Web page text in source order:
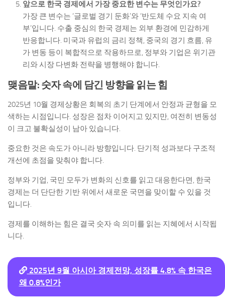
앞으로 한국 경제에서 가장 중요한 변수는 무엇인가요?
가장 큰 변수는 ‘글로벌 경기 둔화’와 ‘반도체 수요 지속 여
부’입니다. 수출 중심의 한국 경제는 외부 환경에 민감하게
반응합니다. 미국과 유럽의 금리 정책, 중국의 경기 흐름, 유
가 변동 등이 복합적으로 작용하므로, 정부와 기업은 위기관
리와 시장 다변화 전략을 병행해야 합니다.
맺음말: 숫자 속에 담긴 방향을 읽는 힘
2025년 10월 경제상황은 회복의 초기 단계에서 안정과 균형을 모
색하는 시점입니다. 성장은 점차 이어지고 있지만, 여전히 변동성
이 크고 불확실성이 남아 있습니다.
중요한 것은 속도가 아니라 방향입니다. 단기적 성과보다 구조적
개선에 초점을 맞춰야 합니다.
정부와 기업, 국민 모두가 변화의 신호를 읽고 대응한다면, 한국
경제는 더 단단한 기반 위에서 새로운 국면을 맞이할 수 있을 것
입니다.
경제를 이해하는 힘은 결국 숫자 속 의미를 읽는 지혜에서 시작됩
니다.
2025년 9월 아시아 경제전망, 성장률 4.8% 속 한국은
왜 0.8%인가